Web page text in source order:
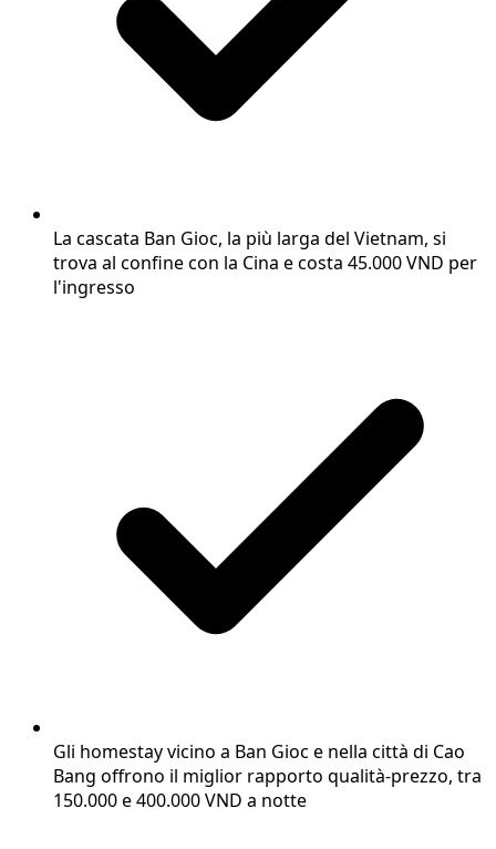
La cascata Ban Gioc, la più larga del Vietnam, si
trova al confine con la Cina e costa 45.000 VND per
l'ingresso
Gli homestay vicino a Ban Gioc e nella città di Cao
Bang offrono il miglior rapporto qualità-prezzo, tra
150.000 e 400.000 VND a notte